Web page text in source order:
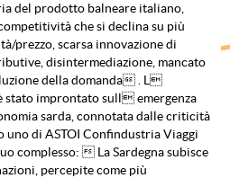
del prodotto balneare italiano,
che si declina su più
prezzo, scarsa innovazione di
disintermediazione, mancato
della domanda . L
stato improntato sull emergenza
sarda, connotata dalle criticità
uno di ASTOI Confindustria Viaggi
complesso:  La Sardegna subisce
percepite come più